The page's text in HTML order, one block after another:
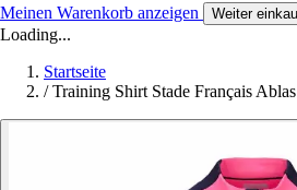
Meinen Warenkorb anzeigen Weiter
Loading...
Startseite
/ Training Shirt Stade Français